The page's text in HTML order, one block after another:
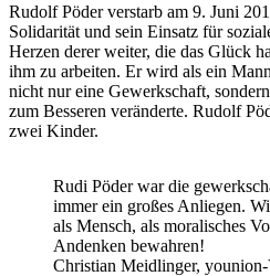
Rudolf Pöder verstarb am 9. Juni
Solidarität und sein Einsatz für
Herzen derer weiter, die das Glück
ihm zu arbeiten. Er wird als ein
nicht nur eine Gewerkschaft,
zum Besseren veränderte. Rudolf
zwei Kinder.
Rudi Pöder war die
immer ein großes Anliegen.
als Mensch, als moralisches
Andenken bewahren!
Christian Meidlinger,